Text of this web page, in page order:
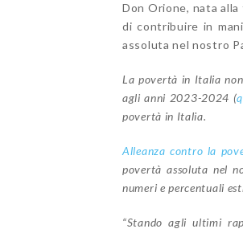
Don Orione, nata
di contribuire in
assoluta nel nostro
La povertà in Italia
agli anni 2023-2024 (
povertà in Italia.
Alleanza contro la
povertà assoluta nel
numeri e percentuali
“Stando agli ultimi